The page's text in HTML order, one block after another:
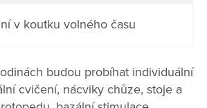
v koutku volného času
budou probíhat individuální
cvičení, nácviky chůze, stoje a